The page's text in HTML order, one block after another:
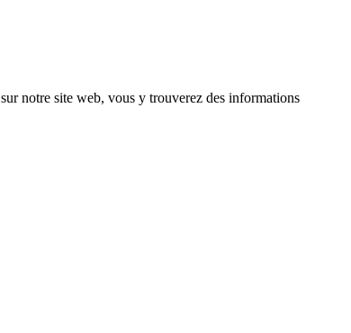
sur notre site web, vous y trouverez des informations